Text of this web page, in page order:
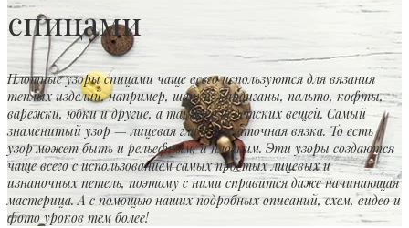
спицами
Плотные узоры спицами чаще всего используются для вязания
теплых изделий, например, шапки, кардиганы, пальто, кофты,
варежки, юбки и другие, а также для детских вещей. Самый
знаменитый узор — лицевая гладь и платочная вязка. То есть
узор может быть и рельефным, и плоским. Эти узоры создаются
чаще всего с использованием самых простых лицевых и
изнаночных петель, поэтому с ними справится даже начинающая
мастерица. А с помощью наших подробных описаний, схем, видео и
фото уроков тем более!